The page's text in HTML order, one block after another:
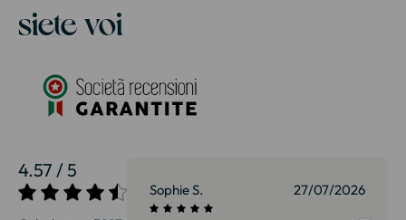
siete voi
4.57 / 5
27/07/2026 Sophie S. 27/07/2026